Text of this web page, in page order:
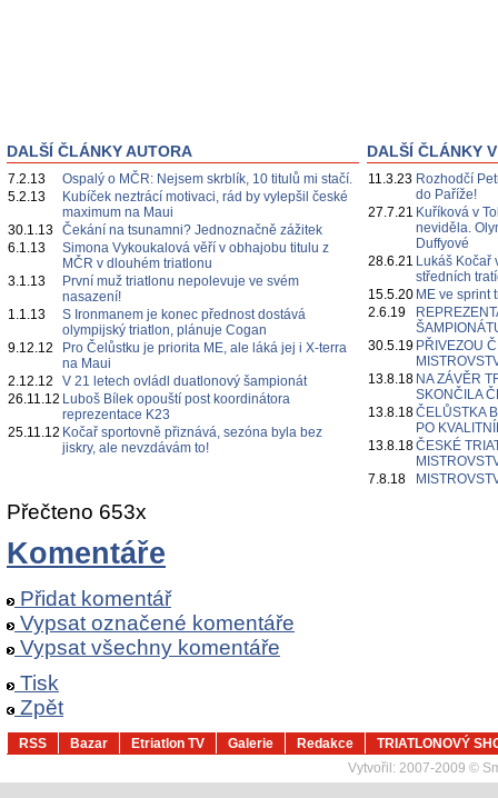
DALŠÍ ČLÁNKY AUTORA
7.2.13
Ospalý o MČR: Nejsem skrblík, 10 titulů mi stačí.
5.2.13
Kubíček neztrácí motivaci, rád by vylepšil české
maximum na Maui
30.1.13 Čekání na tsunamni? Jednoznačně zážitek
6.1.13
Simona Vykoukalová věří v obhajobu titulu z
MČR v dlouhém triatlonu
3.1.13
První muž triatlonu nepolevuje ve svém
nasazení!
1.1.13
S Ironmanem je konec přednost dostává
olympijský triatlon, plánuje Cogan
9.12.12
Pro Čelůstku je priorita ME, ale láká jej i X-terra
na Maui
2.12.12
V 21 letech ovládl duatlonový šampionát
26.11.12 Luboš Bílek opouští post koordinátora
reprezentace K23
25.11.12 Kočař sportovně přiznává, sezóna byla bez
jiskry, ale nevzdávám to!
DALŠÍ ČLÁNKY
11.3.23 Rozhodčí
do Paříže!
27.7.21 Kuříková v
neviděla.
Duffyové
28.6.21 Lukáš Kočař
středních
15.5.20 ME ve sprint
2.6.19
30.5.19 PŘIVEZOU
13.8.18 NA ZÁVĚR
SKONČILA
13.8.18ČELŮSTKA
PO
13.8.18ČESKÉ
7.8.18
Přečteno 653x
Komentáře
Přidat komentář
Vypsat označené komentáře
Vypsat všechny komentáře
Tisk
Zpět
RSS Bazar Etriatlon TV Galerie Redakce
TRIATLONOVÝ
Vytvořil: 2007-2009 ©